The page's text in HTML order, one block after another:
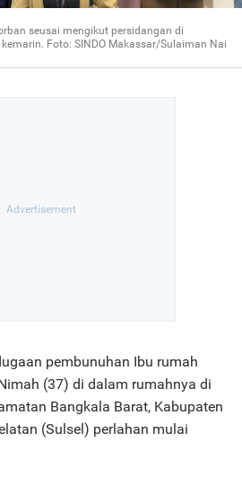
seusai mengikut persidangan di
Foto: SINDO Makassar/Sulaiman Nai
pembunuhan Ibu rumah
(37) di dalam rumahnya di
Bangkala Barat, Kabupaten
(Sulsel) perlahan mulai